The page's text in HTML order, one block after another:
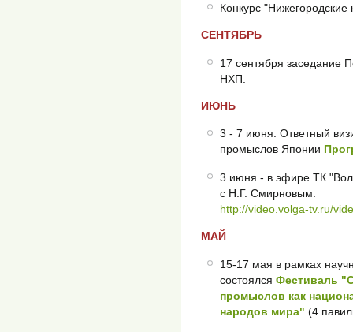
Конкурс "Нижегородские
СЕНТЯБРЬ
17 сентября заседание
НХП.
ИЮНЬ
3 - 7 июня. Ответный
промыслов Японии
3 июня - в эфире ТК
с Н.Г. Смирновым.
http://video.volga-tv.ru/
МАЙ
15-17 мая в рамках
состоялся Фестиваль
промыслов как
народов мира" (4